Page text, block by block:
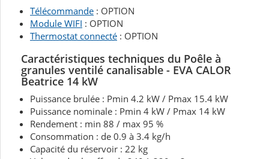
Télécommande : OPTION
Module WIFI : OPTION
Thermostat connecté : OPTION
Caractéristiques techniques du Poêle à
granules ventilé canalisable - EVA CALOR
Beatrice 14 kW
Puissance brulée : Pmin 4.2 kW / Pmax 15.4 kW
Puissance nominale : Pmin 4 kW / Pmax 14 kW
Rendement : min 88 / max 95 %
Consommation : de 0.9 à 3.4 kg/h
Capacité du réservoir : 22 kg